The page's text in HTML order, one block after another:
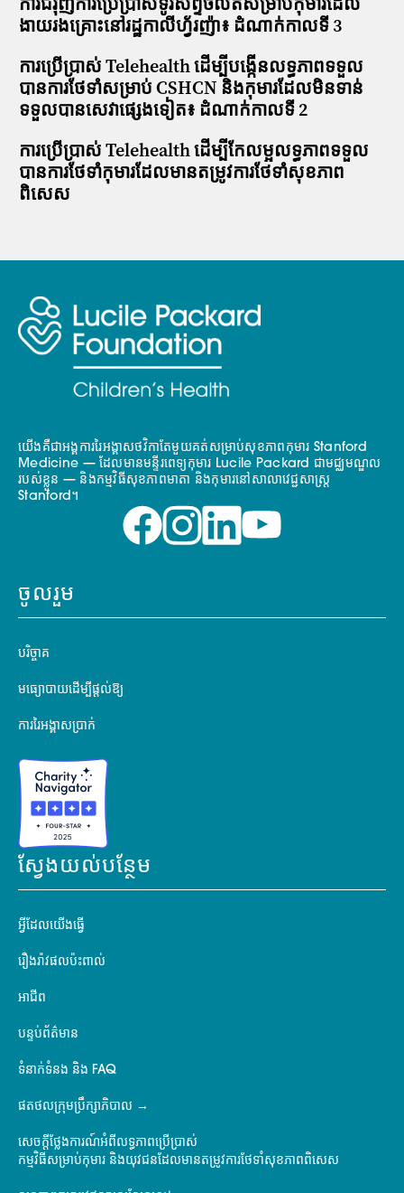
ងាយរងគ្រោះនៅរដ្ឋកាលីហ្វ័រញ៉ា៖ ដំណាក់កាលទី 3
ការប្រើប្រាស់ Telehealth ដើម្បីបង្កើនលទ្ធភាពទទួល
បានការថែទាំសម្រាប់ CSHCN និងកុមារដែលមិនទាន់
ទទួលបានសេវាផ្សេងទៀត៖ ដំណាក់កាលទី 2
ការប្រើប្រាស់ Telehealth ដើម្បីកែលម្អលទ្ធភាពទទួល
បានការថែទាំកុមារដែលមានតម្រូវការថែទាំសុខភាព
ពិសេស
យើងគឺជាអង្គការរៃអង្គាសថវិកាតែមួយគត់សម្រាប់សុខភាពកុមារ Stanford
Medicine — ដែលមានមន្ទីរពេទ្យកុមារ Lucile Packard ជាមជ្ឈមណ្ឌល
របស់ខ្លួន — និងកម្មវិធីសុខភាពមាតា និងកុមារនៅសាលាវេជ្ជសាស្ត្រ
Stanford។
ចូលរួម
បរិច្ចាគ
មធ្យោបាយដើម្បីផ្តល់ឱ្យ
ការរៃអង្គាសប្រាក់
ស្វែងយល់បន្ថែម
អ្វីដែលយើងធ្វើ
រឿងរ៉ាវផលប៉ះពាល់
អាជីព
បន្ទប់ព័ត៌មាន
ទំនាក់ទំនង និង FAQ
ផតថលក្រុមប្រឹក្សាភិបាល
សេចក្តីថ្លែងការណ៍អំពីលទ្ធភាពប្រើប្រាស់
កម្មវិធីសម្រាប់កុមារ និងយុវជនដែលមានតម្រូវការថែទាំសុខភាពពិសេស